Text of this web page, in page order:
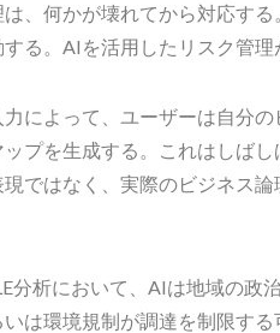
、何かが壊れてから対応す
る。AIを活用したリスク管理
によって、ユーザーは自分
プを生成する。これはしば
ではなく、実際のビジネス
分析において、AIは地域の政
は環境規制が調達を制限す